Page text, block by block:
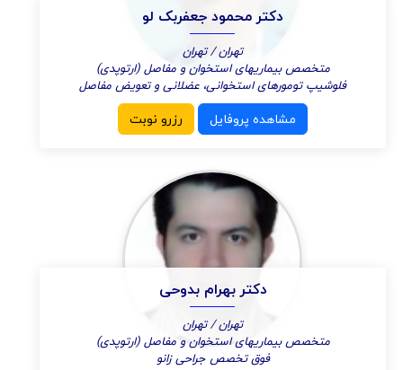
دکتر محمود جعفربک لو
تهران / تهران
متخصص بیماریهای استخوان و مفاصل (ارتوپدی)
فلوشیپ تومورهای استخوانی، عضلانی و تعویض مفاصل
مشاهده پروفایل رزرو نوبت
دکتر بهرام بدوحی
تهران / تهران
متخصص بیماریهای استخوان و مفاصل (ارتوپدی)
فوق تخصص جراحی زانو